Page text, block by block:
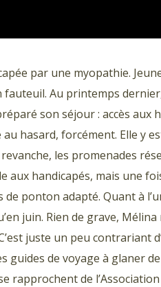
par une myopathie.
fauteuil. Au printemps
son séjour : accès aux
au hasard, forcément. Elle y
les promenades
aux handicapés, mais une
de ponton adapté. Quant à
juin. Rien de grave,
juste un peu contrariant
guides de voyage à glaner
rapprochent de